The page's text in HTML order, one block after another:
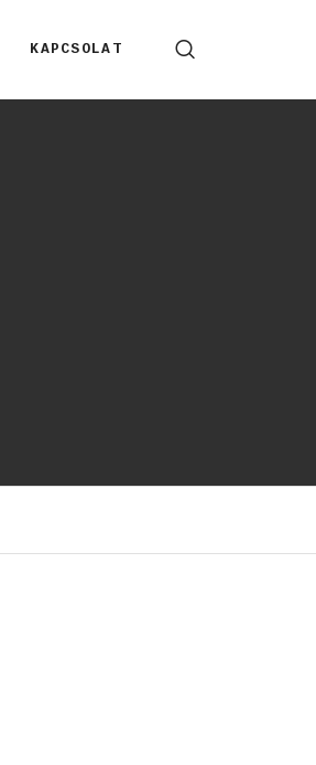
KAPCSOLAT